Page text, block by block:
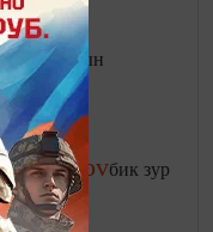
Аларнын
бик зур
Яратам❤